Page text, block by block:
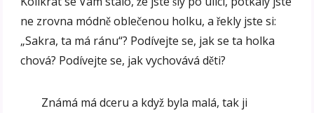
ne zrovna módně oblečenou holku, a řekly jste si:
„Sakra, ta má ránu“? Podívejte se, jak se ta holka
chová? Podívejte se, jak vychovává děti?
Známá má dceru a když byla malá, tak ji